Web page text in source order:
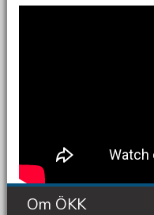
Om ÖKK